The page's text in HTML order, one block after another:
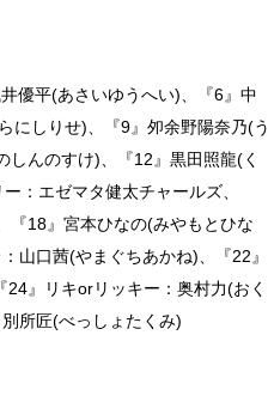
優平(あさいゆうへい)、『6』中
にしりせ)、『9』夘余野陽奈乃(う
んのすけ)、『12』黒田照龍(く
：エゼマタ健太チャールズ、
『18』宮本ひなの(みやもとひな
山口茜(やまぐちあかね)、『22』
』リキorリッキー：奥村力(おく
所匠(べっしょたくみ)